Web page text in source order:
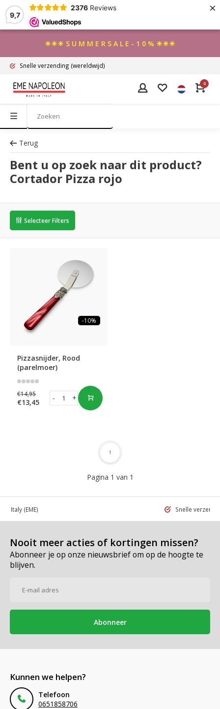
9,7
2376 Reviews ×
☀☀☀ S U M M E R S A L E - 1 0 % ☀☀☀
Snelle verzending (wereldwijd)
0
Terug
Bent u op zoek naar dit product?
Cortador Pizza rojo
Selecteer Filters
-10%
Pizzasnijder, Rood
(parelmoer)
€14,95
€13,45 +
-
Pagina 1 van 1
1
in Italy (EME) Snelle
Nooit meer acties of kortingen missen?
Abonneer je op onze nieuwsbrief om op de hoogte te
blijven.
Abonneer
Kunnen we helpen?
Telefoon
0651858706